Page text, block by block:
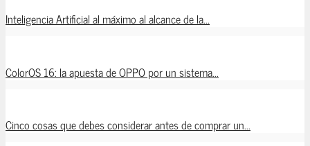
Inteligencia Artificial al máximo al alcance de la...
ColorOS 16: la apuesta de OPPO por un sistema...
Cinco cosas que debes considerar antes de comprar un...